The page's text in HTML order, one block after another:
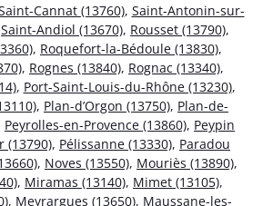
Cannat (13760), Saint-Antonin-sur-
Saint-Andiol (13670), Rousset (13790),
, Roquefort-la-Bédoule (13830),
, Rognes (13840), Rognac (13340),
, Port-Saint-Louis-du-Rhône (13230),
, Plan-d’Orgon (13750), Plan-de-
Peyrolles-en-Provence (13860), Peypin
(13790), Pélissanne (13330), Paradou
, Noves (13550), Mouriès (13890),
, Miramas (13140), Mimet (13105),
, Meyrargues (13650), Maussane-les-